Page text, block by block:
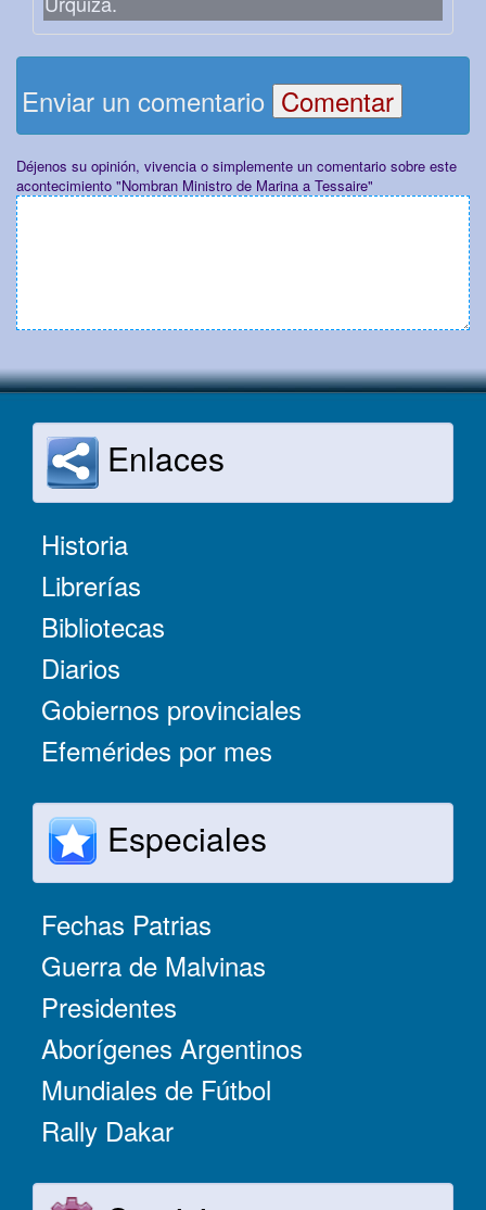
Enviar un comentario
Déjenos su opinión, vivencia o simplemente un comentario sobre este
acontecimiento "Nombran Ministro de Marina a Tessaire"
Enlaces
Historia
Librerías
Bibliotecas
Diarios
Gobiernos provinciales
Efemérides por mes
Especiales
Fechas Patrias
Guerra de Malvinas
Presidentes
Aborígenes Argentinos
Mundiales de Fútbol
Rally Dakar